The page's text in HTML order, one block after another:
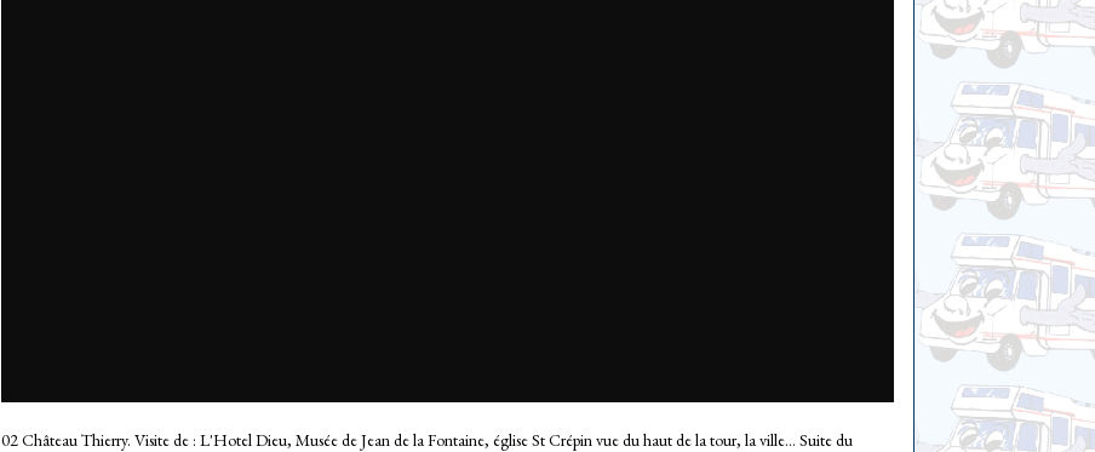
02 Château Thierry. Visite de : L'Hotel Dieu, Musée de Jean de la Fontaine, église St Crépin vue du haut de la tour, la ville... Suite du